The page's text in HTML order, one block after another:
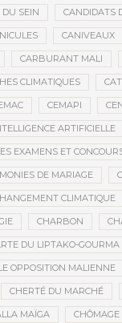
DU SEIN CANDIDATS
CANIVEAUX
CARBURANT MALI
CLIMATIQUES
CEMAPI
ARTIFICIELLE
EXAMENS ET
DE MARIAGE
CLIMATIQUE
CHARBON
DU LIPTAKO-GOURMA
OPPOSITION MALIENNE
CHERTÉ DU MARCHÉ
MAÏGA CHÔMAGE